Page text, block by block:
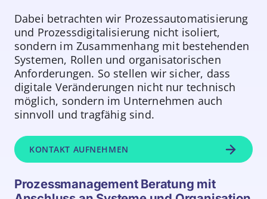
Dabei betrachten wir Prozessautomatisierung
und Prozessdigitalisierung nicht isoliert,
sondern im Zusammenhang mit bestehenden
Systemen, Rollen und organisatorischen
Anforderungen. So stellen wir sicher, dass
digitale Veränderungen nicht nur technisch
möglich, sondern im Unternehmen auch
sinnvoll und tragfähig sind.
KONTAKT AUFNEHMEN
Prozessmanagement Beratung mit